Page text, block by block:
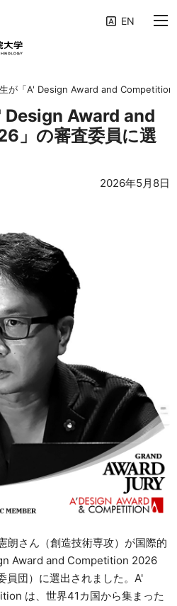
キャリア支援
・産学連携
業の方へ
生の方へ
ポータル
アクセス
資料請求
問い合わせ
附のお願い
が「A' Design Award and
Design Award and
」の審査委員に選
2026年5月8日
さん（創造技術専攻）が国際的
Award and Competition 2026
員団）に選出されました。A'
は、世界41カ国から集まった